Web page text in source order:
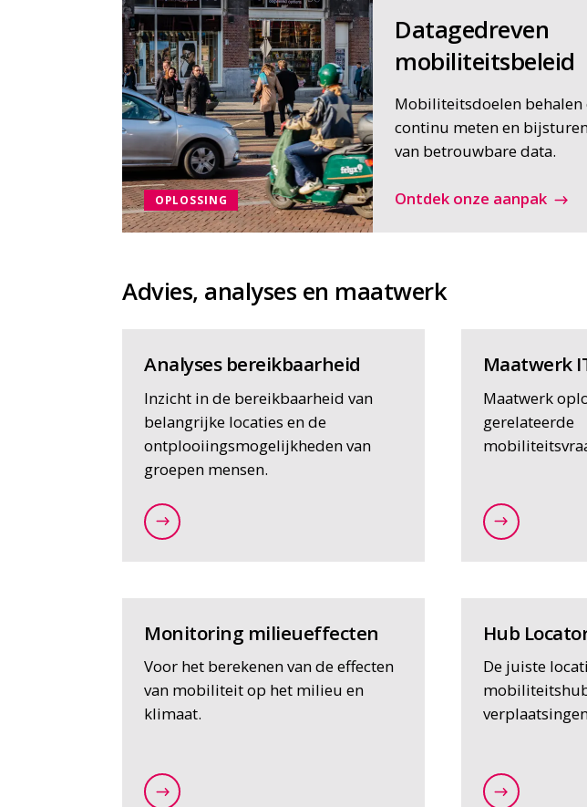
Datagedreven
mobiliteitsbeleid
Mobiliteitsdoelen behalen
continu meten en
van betrouwbare data.
Ontdek onze aanpak
OPLOSSING
Advies, analyses en maatwerk
Analyses bereikbaarheid
Inzicht in de bereikbaarheid van
belangrijke locaties en de
ontplooiingsmogelijkheden van
groepen mensen.
/expertises/Data-en-IT-oplossingen/
Maatwerk
Maatwerk
gerelateerde
/
Monitoring milieueffecten
Voor het berekenen van de effecten
van mobiliteit op het milieu en
klimaat.
/expertises/data-en-it-oplossingen/monitoring-
Hub
De juiste
/